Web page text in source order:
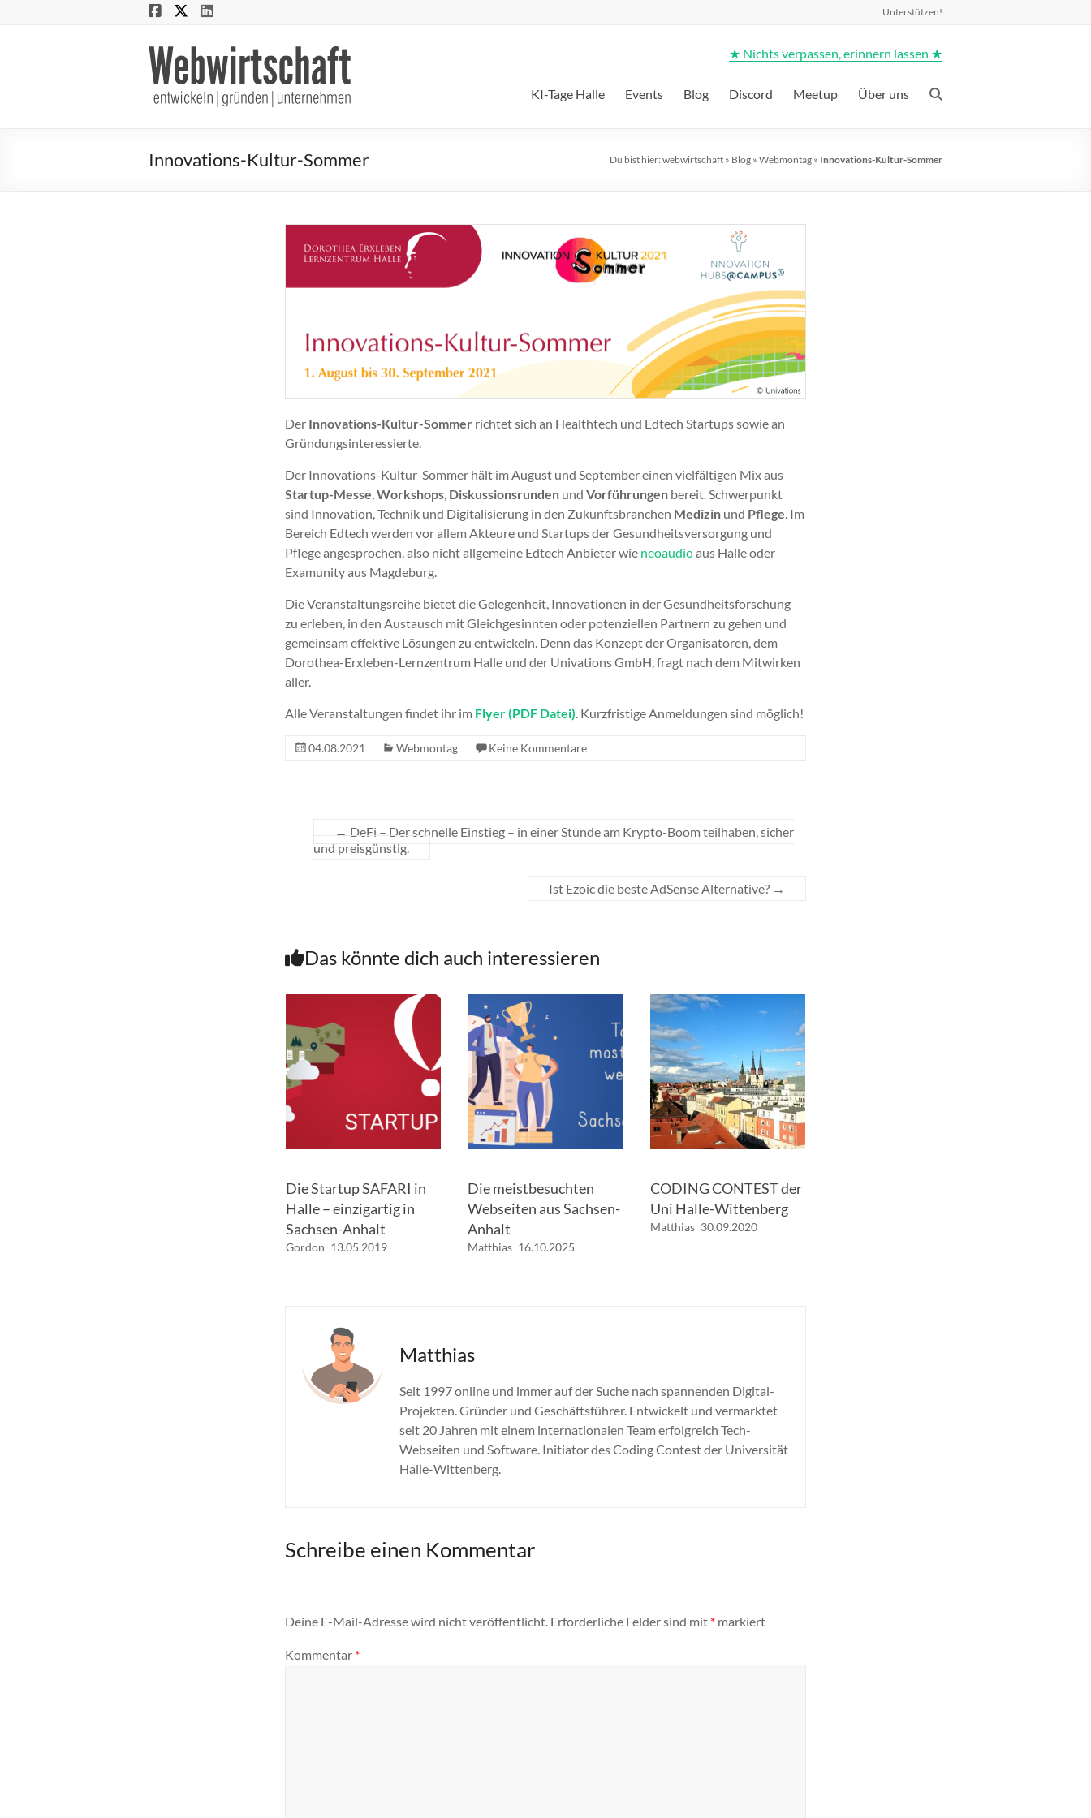
Unterstützen!
Webwirtschaft
gründen
|
★ Nichts verpassen, erinnern lassen ★
KI-Tage Halle Events Blog Discord Meetup Über uns
Innovations-Kultur-Sommer Du bist hier: webwirtschaft » Blog » Webmontag » Innovations-Kultur-Sommer
Der Innovations-Kultur-Sommer richtet sich an Healthtech und Edtech Startups sowie an
Gründungsinteressierte.
Der Innovations-Kultur-Sommer hält im August und September einen vielfältigen Mix aus
Startup-Messe,Workshops, Diskussionsrunden undVorführungen bereit. Schwerpunkt
sind Innovation, Technik und Digitalisierung in den Zukunftsbranchen Medizin und Pflege. Im
Bereich Edtech werden vor allem Akteure und Startups der Gesundheitsversorgung und
Pflege angesprochen, also nicht allgemeine Edtech Anbieter wie neoaudioaus Halle oder
Examunity aus Magdeburg.
Die Veranstaltungsreihe bietet die Gelegenheit, Innovationen in der Gesundheitsforschung
zu erleben, in den Austausch mit Gleichgesinnten oder potenziellen Partnern zu gehen und
gemeinsam effektive Lösungen zu entwickeln. Denn das Konzept der Organisatoren, dem
Dorothea-Erxleben-Lernzentrum Halle und der Univations GmbH, fragt nach dem Mitwirken
aller.
Alle Veranstaltungen findet ihr im Flyer (PDF Datei). Kurzfristige Anmeldungen sind möglich!
04.08.2021 Webmontag Keine Kommentare
← DeFi – Der schnelle Einstieg – in einer Stunde am Krypto-Boom teilhaben, sicher
und preisgünstig.
Ist Ezoic die beste AdSense Alternative? →
Das könnte dich auch interessieren
Die Startup SAFARI in
Halle – einzigartig in
Sachsen-Anhalt
Gordon 13.05.2019
Die meistbesuchten
Webseiten aus Sachsen-
Anhalt
Matthias 16.10.2025
CODING CONTEST der
Uni Halle-Wittenberg
Matthias 30.09.2020
Matthias
Seit 1997 online und immer auf der Suche nach spannenden Digital-
Projekten. Gründer und Geschäftsführer. Entwickelt und vermarktet
seit 20 Jahren mit einem internationalen Team erfolgreich Tech-
Webseiten und Software. Initiator des Coding Contest der Universität
Halle-Wittenberg.
Schreibe einen Kommentar
Deine E-Mail-Adresse wird nicht veröffentlicht. Erforderliche Felder sind mit * markiert
Kommentar *